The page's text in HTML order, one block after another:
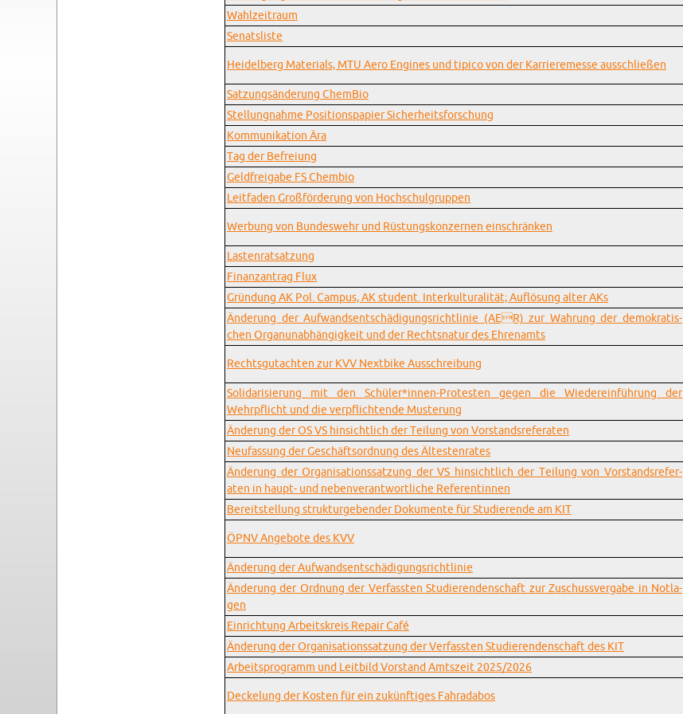
Wahlzeitraum
Sen­at­sliste
Hei­del­berg Ma­te­ri­als, MTU Aero En­gines und tipico von der Kar­ri­eremesse auss­chließen
Satzungsänderung Chem­Bio
Stel­lung­nahme Po­si­tion­spa­pier Sicher­heits­forschung
Kom­mu­nika­tion Ära
Tag der Be­freiung
Geld­freigabe FS Chem­bio
Leit­faden Großförderung von Hochschul­grup­pen
Wer­bung von Bun­deswehr und Rüstungskonz­er­nen ein­schränken
Las­ten­rat­satzung
Fi­nan­zantrag Flux
Gründung AK Pol. Cam­pus, AK stu­dent. In­terkul­tur­alität; Auflösung alter AKs
Änderung der Aufwand­sentschädi­gungsrichtlinie (AER) zur Wahrung der demokratis­
chen Or­ga­nun­abhängigkeit und der Recht­snatur des Ehre­namts
Rechtsgutachten zur KVV Nextbike Auss­chrei­bung
Sol­i­darisierung mit den Schüler*in­nen-Protesten gegen die Wiedere­inführung der
Wehrpflicht und die verpflich­t­ende Musterung
Änderung der OS VS hin­sichtlich der Teilung von Vor­stand­srefer­aten
Ne­u­fas­sung der Geschäft­sor­d­nung des Ältesten­rates
Änderung der Or­gan­i­sa­tion­ssatzung der VS hin­sichtlich der Teilung von Vor­stand­srefer­
aten in haupt- und neben­ver­ant­wortliche Ref­er­entin­nen
Bere­it­stel­lung struk­turgeben­der Doku­mente für Studierende am KIT
ÖPNV Ange­bote des KVV
Änderung der Aufwand­sentschädi­gungsrichtlinie
Änderung der Ord­nung der Ver­fassten Studieren­den­schaft zur Zuschussver­gabe in Not­la­
gen
Ein­rich­tung Ar­beit­skreis Re­pair Café
Änderung der Or­gan­i­sa­tion­ssatzung der Ver­fassten Studieren­den­schaft des KIT
Ar­beit­spro­gramm und Leit­bild Vor­stand Amt­szeit 2025/2026
Deck­elung der Kosten für ein zukünftiges Fahrad­a­bos